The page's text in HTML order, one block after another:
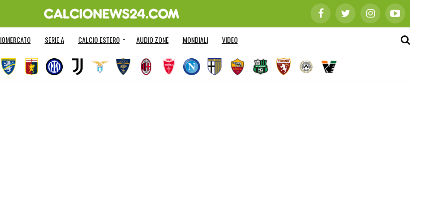
SERIE A CALCIO ESTERO AUDIO ZONE MONDIALI VIDEO